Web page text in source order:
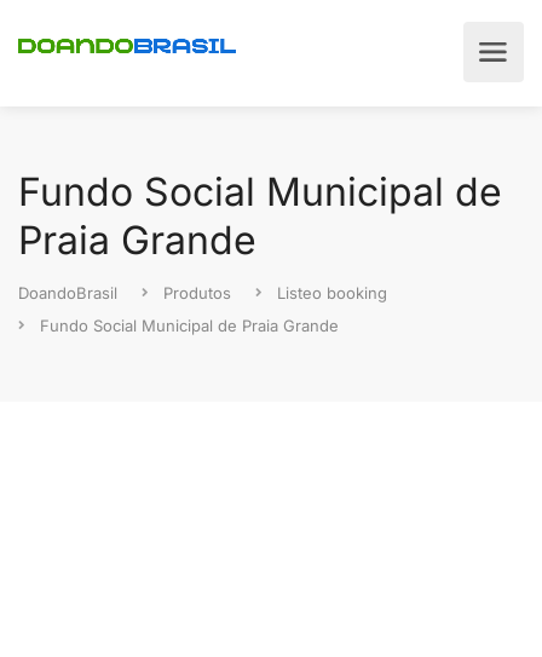
Fundo Social Municipal de
Praia Grande
DoandoBrasil Produtos
Listeo booking
Fundo Social Municipal de Praia Grande